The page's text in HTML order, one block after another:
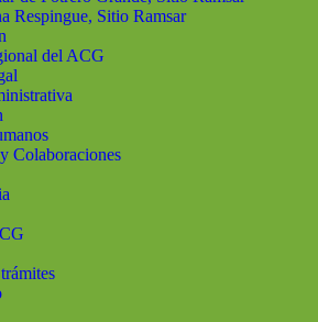
Respingue, Sitio Ramsar
del ACG
Colaboraciones